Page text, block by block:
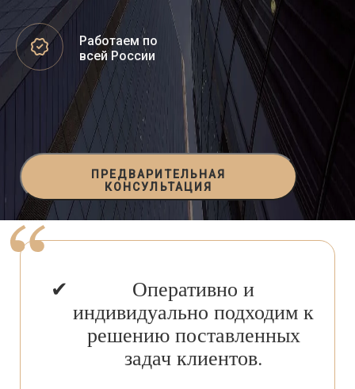
Работаем по
всей России
ПРЕДВАРИТЕЛЬНАЯ
КОНСУЛЬТАЦИЯ
Оперативно и
индивидуально подходим к
решению поставленных
задач клиентов.